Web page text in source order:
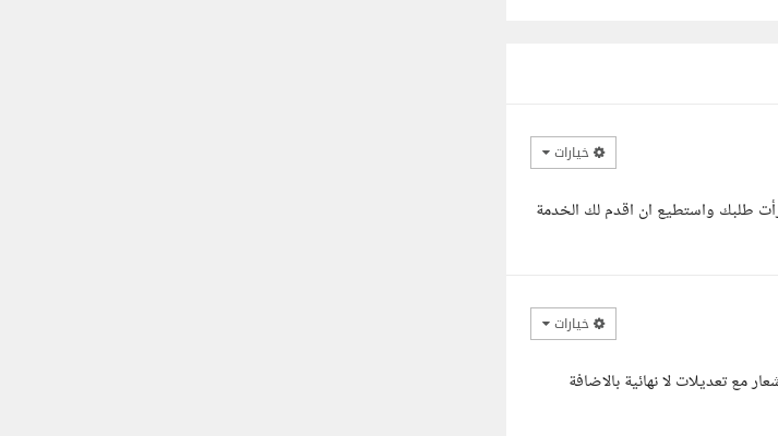
خيارات
خبرة في مجال التصميم الجرافيكي اكثر من 4 سنوات ،لقد قرأت طلبك واستطيع ان اقدم لك الخدمة
خيارات
ملخص العرض : - يرجي مشاهدة معرض أعمالي المرفقة - تقديم 3 نماذج للشعار مع تعديلات لا نهائية بالاضافة